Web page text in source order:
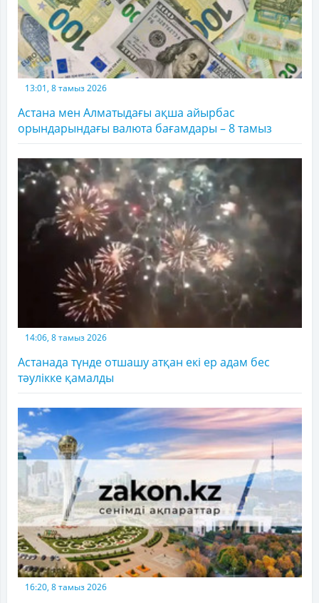
13:01, 8 тамыз 2026
Астана мен Алматыдағы ақша айырбас
орындарындағы валюта бағамдары – 8 тамыз
14:06, 8 тамыз 2026
Астанада түнде отшашу атқан екі ер адам бес
тәулікке қамалды
16:20, 8 тамыз 2026